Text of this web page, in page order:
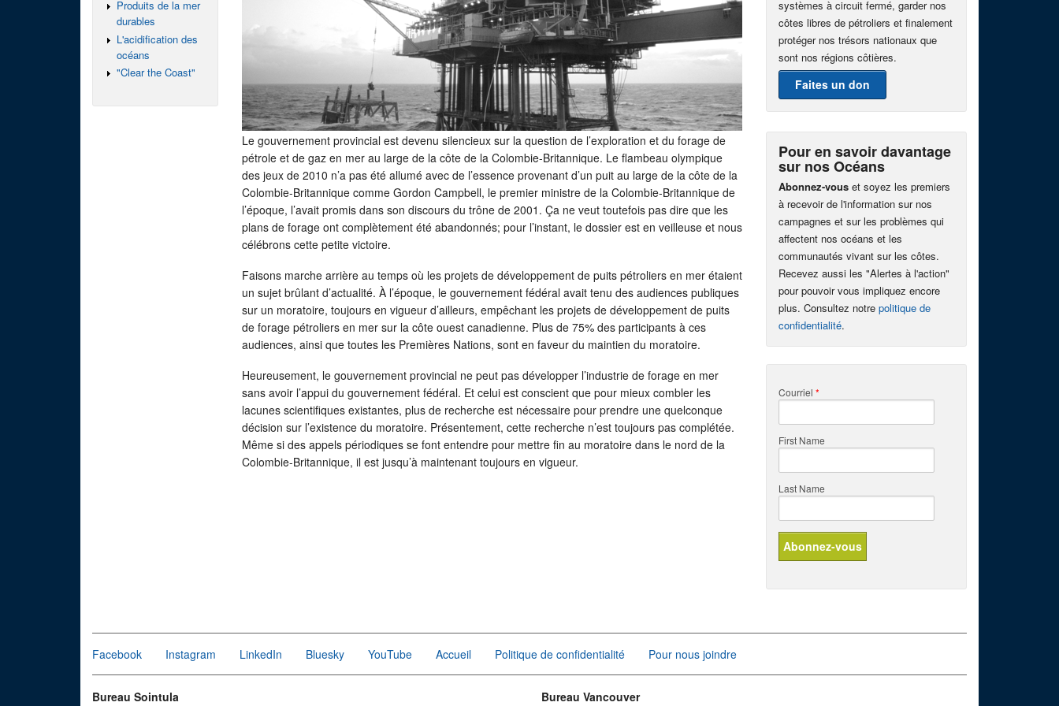
Le gouvernement provincial est devenu silencieux sur la question de l’exploration et du forage de
pétrole et de gaz en mer au large de la côte de la Colombie-Britannique. Le flambeau olympique
des jeux de 2010 n’a pas été allumé avec de l’essence provenant d’un puit au large de la côte de la
Colombie-Britannique comme Gordon Campbell, le premier ministre de la Colombie-Britannique de
l’époque, l’avait promis dans son discours du trône de 2001. Ça ne veut toutefois pas dire que les
plans de forage ont complètement été abandonnés; pour l’instant, le dossier est en veilleuse et nous
célébrons cette petite victoire.
Faisons marche arrière au temps où les projets de développement de puits pétroliers en mer étaient
un sujet brûlant d’actualité. À l’époque, le gouvernement fédéral avait tenu des audiences publiques
sur un moratoire, toujours en vigueur d’ailleurs, empêchant les projets de développement de puits
de forage pétroliers en mer sur la côte ouest canadienne. Plus de 75% des participants à ces
audiences, ainsi que toutes les Premières Nations, sont en faveur du maintien du moratoire.
Heureusement, le gouvernement provincial ne peut pas développer l’industrie de forage en mer
sans avoir l’appui du gouvernement fédéral. Et celui est conscient que pour mieux combler les
lacunes scientifiques existantes, plus de recherche est nécessaire pour prendre une quelconque
décision sur l’existence du moratoire. Présentement, cette recherche n’est toujours pas complétée.
Même si des appels périodiques se font entendre pour mettre fin au moratoire dans le nord de la
Colombie-Britannique, il est jusqu’à maintenant toujours en vigueur.
Produits de la mer
durables
L'acidification des
océans
"Clear the Coast"
systèmes à circuit fermé, garder nos
côtes libres de pétroliers et finalement
protéger nos trésors nationaux que
sont nos régions côtières.
Faites un don
Pour en savoir davantage
sur nos Océans
Abonnez-vous et soyez les premiers
à recevoir de l'information sur nos
campagnes et sur les problèmes qui
affectent nos océans et les
communautés vivant sur les côtes.
Recevez aussi les "Alertes à l'action"
pour pouvoir vous impliquez encore
plus. Consultez notre politique de
confidentialité.
Courriel *
First Name
Last Name
Facebook Instagram LinkedIn Bluesky YouTube Accueil Politique de confidentialité Pour nous joindre
Bureau Sointula Bureau Vancouver